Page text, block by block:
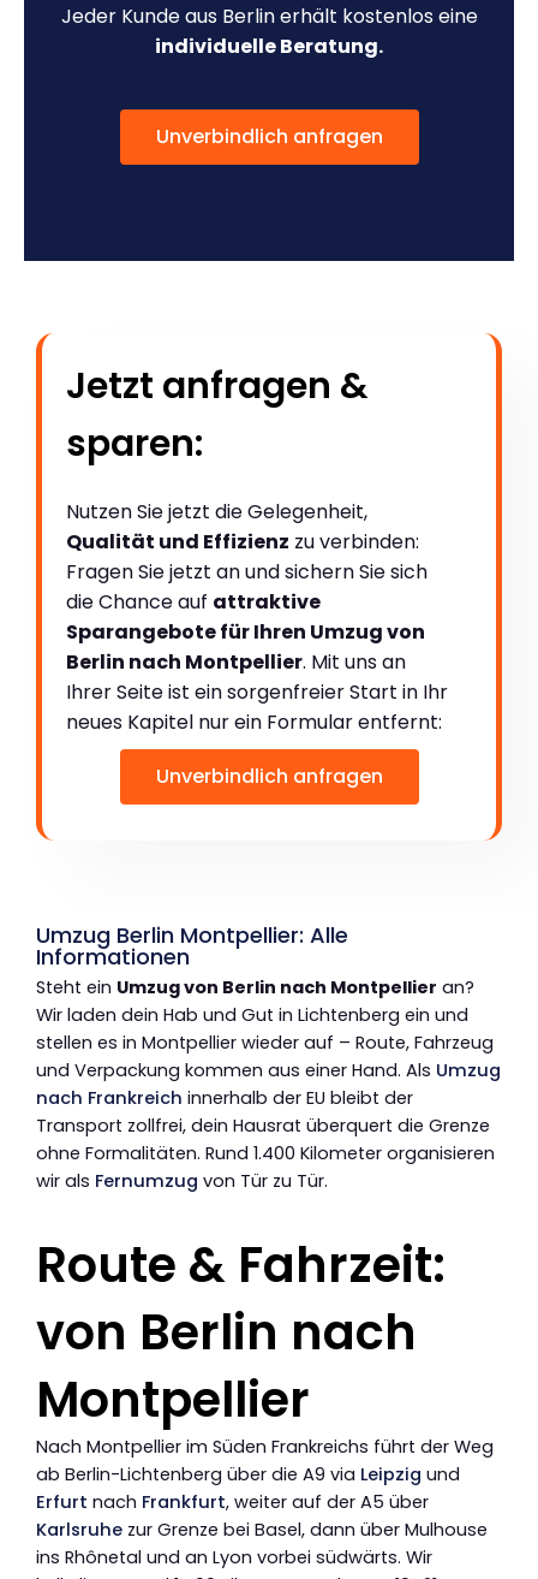
Jeder Kunde aus Berlin erhält kostenlos eine
individuelle Beratung.
Unverbindlich anfragen
Jetzt anfragen &
sparen:
Nutzen Sie jetzt die Gelegenheit,
Qualität und Effizienz zu verbinden:
Fragen Sie jetzt an und sichern Sie sich
die Chance auf attraktive
Sparangebote für Ihren Umzug von
Berlin nach Montpellier. Mit uns an
Ihrer Seite ist ein sorgenfreier Start in Ihr
neues Kapitel nur ein Formular entfernt:
Unverbindlich anfragen
Umzug Berlin Montpellier: Alle
Informationen
Steht ein Umzug von Berlin nach Montpellier an?
Wir laden dein Hab und Gut in Lichtenberg ein und
stellen es in Montpellier wieder auf – Route, Fahrzeug
und Verpackung kommen aus einer Hand. Als Umzug
nach Frankreich innerhalb der EU bleibt der
Transport zollfrei, dein Hausrat überquert die Grenze
ohne Formalitäten. Rund 1.400 Kilometer organisieren
wir als Fernumzug von Tür zu Tür.
Route & Fahrzeit:
von Berlin nach
Montpellier
Nach Montpellier im Süden Frankreichs führt der Weg
ab Berlin-Lichtenberg über die A9 via Leipzig und
Erfurt nach Frankfurt, weiter auf der A5 über
Karlsruhe zur Grenze bei Basel, dann über Mulhouse
ins Rhônetal und an Lyon vorbei südwärts. Wir